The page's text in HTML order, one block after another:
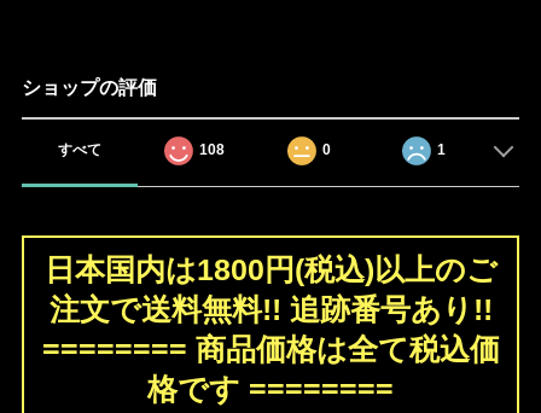
ショップの評価
すべて 108 0 1
日本国内は1800円(税込)以上のご
注文で送料無料!! 追跡番号あり!!
======== 商品価格は全て税込価
格です ========